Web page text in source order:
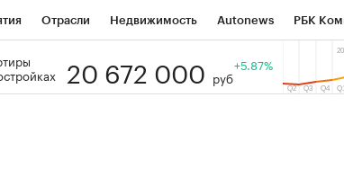
Отрасли Недвижимость Autonews РБК
Образование Тренды
20 672 000 руб
+5.87%